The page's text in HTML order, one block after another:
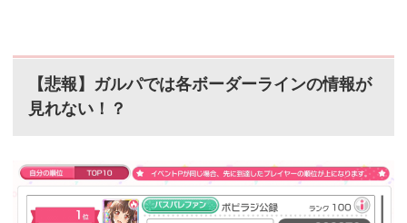
【悲報】ガルパでは各ボーダーラインの情報が
見れない！？